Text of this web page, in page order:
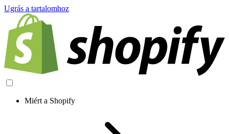
Ugrás a tartalomhoz
Miért a Shopify